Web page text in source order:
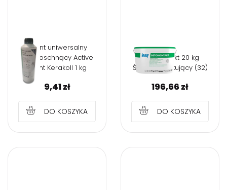
Grunt uniwersalny
szybkoschnący Active
grunt Kerakoll 1 kg
9,41zł
DO KOSZYKA
Betokontakt 20 kg
Środek gruntujący (32)
196,66zł
DO KOSZYKA